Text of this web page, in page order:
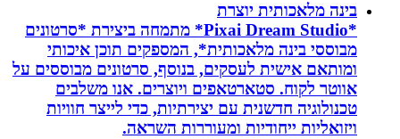
בינה מלאכותית יוצרת
*Pixai Dream Studio* מתמחה ביצירת *סרטונים
מבוססי בינה מלאכותית*, המספקים תוכן איכותי
ומותאם אישית לעסקים, בנוסף, סרטונים מבוססים על
אווטר לקוח. סטארטאפים ויוצרים. אנו משלבים
טכנולוגיה חדשנית עם יצירתיות, כדי לייצר חוויות
ויזואליות ייחודיות ומעוררות השראה.